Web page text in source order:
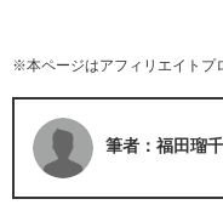
※本ページはアフィリエイトプ
筆者：福田瑠